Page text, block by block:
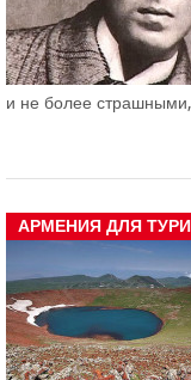
и не более
АРМЕНИЯ ДЛЯ